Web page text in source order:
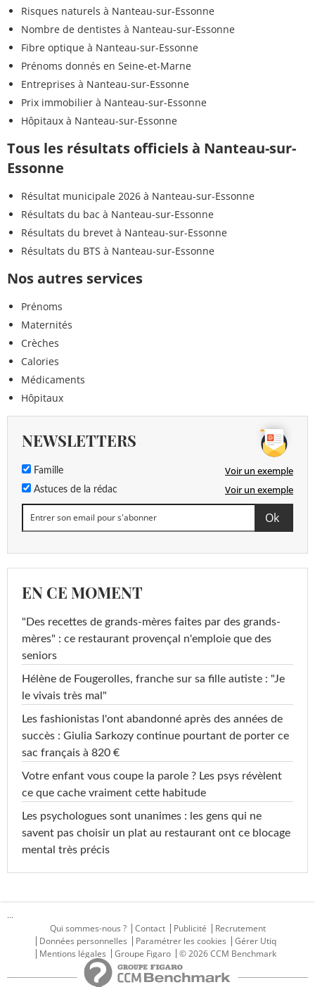
Risques naturels à Nanteau-sur-Essonne
Nombre de dentistes à Nanteau-sur-Essonne
Fibre optique à Nanteau-sur-Essonne
Prénoms donnés en Seine-et-Marne
Entreprises à Nanteau-sur-Essonne
Prix immobilier à Nanteau-sur-Essonne
Hôpitaux à Nanteau-sur-Essonne
Tous les résultats officiels à Nanteau-sur-
Essonne
Résultat municipale 2026 à Nanteau-sur-Essonne
Résultats du bac à Nanteau-sur-Essonne
Résultats du brevet à Nanteau-sur-Essonne
Résultats du BTS à Nanteau-sur-Essonne
Nos autres services
Prénoms
Maternités
Crèches
Calories
Médicaments
Hôpitaux
NEWSLETTERS
Famille Voir un exemple
Astuces de la rédac Voir un exemple
EN CE MOMENT
"Des recettes de grands-mères faites par des grands-
mères" : ce restaurant provençal n'emploie que des
seniors
Hélène de Fougerolles, franche sur sa fille autiste : "Je
le vivais très mal"
Les fashionistas l'ont abandonné après des années de
succès : Giulia Sarkozy continue pourtant de porter ce
sac français à 820 €
Votre enfant vous coupe la parole ? Les psys révèlent
ce que cache vraiment cette habitude
Les psychologues sont unanimes : les gens qui ne
savent pas choisir un plat au restaurant ont ce blocage
mental très précis
...
Qui sommes-nous ?
Contact Publicité
Recrutement
Données personnelles
Paramétrer les cookies
Gérer Utiq
Mentions légales
Groupe Figaro © 2026 CCM Benchmark